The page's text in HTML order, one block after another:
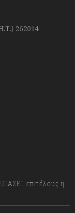
262014
επιτέλους η